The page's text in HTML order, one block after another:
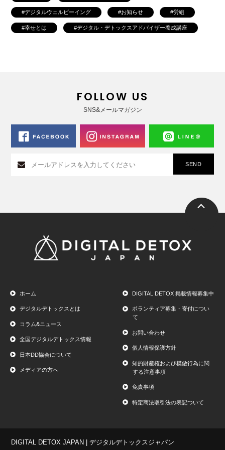
デジタルウェルビーイング お知らせ 労組
幸せとは デジタル・デトックスアドバイザー養成講座
FOLLOW US
SNS&メールマガジン
ホーム
デジタルデトックスとは
コラム&ニュース
全国デジタルデトックス情報
日本DD協会について
メディアの方へ
DIGITAL DETOX 掲載情報募集中
ボランティア募集・寄付につい
て
お問い合わせ
個人情報保護方針
知的財産権および模倣行為に関
する注意事項
免責事項
特定商法取引法の表記ついて
DIGITAL DETOX JAPAN | デジタルデトックスジャパン